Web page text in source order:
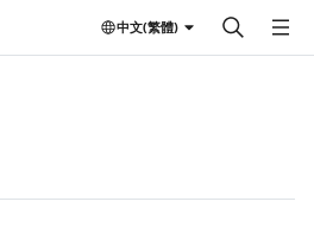
中文(繁體)